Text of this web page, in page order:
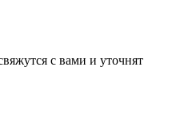
с вами и уточнят